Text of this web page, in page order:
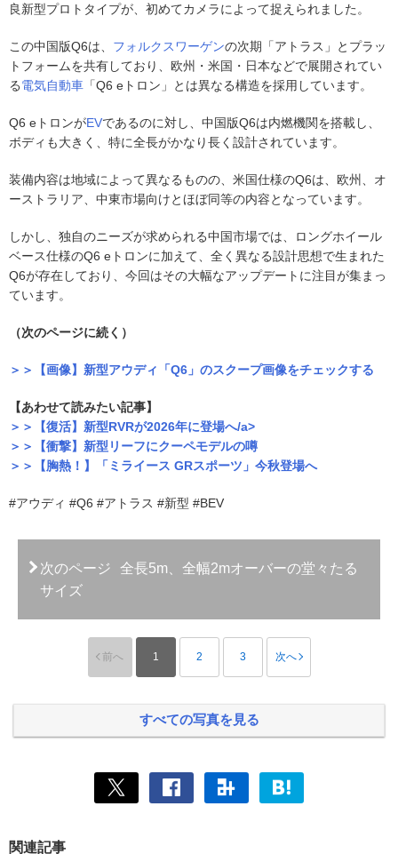
良新型プロトタイプが、初めてカメラによって捉えられました。
この中国版Q6は、 フォルクスワーゲンの次期「アトラス」とプラッ
トフォームを共有しており、欧州・米国・日本などで展開されてい
る電気自動車 「Q6 eトロン」とは異なる構造を採用しています。
Q6 eトロンがEVであるのに対し、中国版Q6は内燃機関を搭載し、
ボディも大きく、特に全長がかなり長く設計されています。
装備内容は地域によって異なるものの、米国仕様のQ6は、欧州、オ
ーストラリア、中東市場向けとほぼ同等の内容となっています。
しかし、独自のニーズが求められる中国市場では、ロングホイール
ベース仕様のQ6 eトロンに加えて、全く異なる設計思想で生まれた
Q6が存在しており、今回はその大幅なアップデートに注目が集まっ
ています。
（次のページに続く）
＞＞【画像】新型アウディ「Q6」のスクープ画像をチェックする
【あわせて読みたい記事】
＞＞【復活】新型RVRが2026年に登場へ/a>
＞＞【衝撃】新型リーフにクーペモデルの噂
＞＞【胸熱！】「ミライース GRスポーツ」今秋登場へ
#アウディ #Q6 #アトラス #新型 #BEV
次のページ
全長5m、全幅2mオーバーの堂々たる
サイズ
前へ 1 2 3 次へ
すべての写真を見る
関連記事